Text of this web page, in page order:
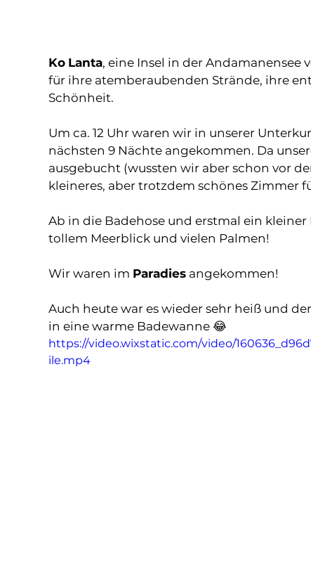
Ko Lanta, eine Insel in der Andamanensee
für ihre atemberaubenden Strände, ihre
Schönheit.
Um ca. 12 Uhr waren wir in unserer
nächsten 9 Nächte angekommen. Da
ausgebucht (wussten wir aber schon vor
kleineres, aber trotzdem schönes Zimmer
Ab in die Badehose und erstmal ein
tollem Meerblick und vielen Palmen!
Wir waren im Paradies angekommen!
Auch heute war es wieder sehr heiß und
in eine warme Badewanne 😂
https://video.wixstatic.com/video/
ile.mp4